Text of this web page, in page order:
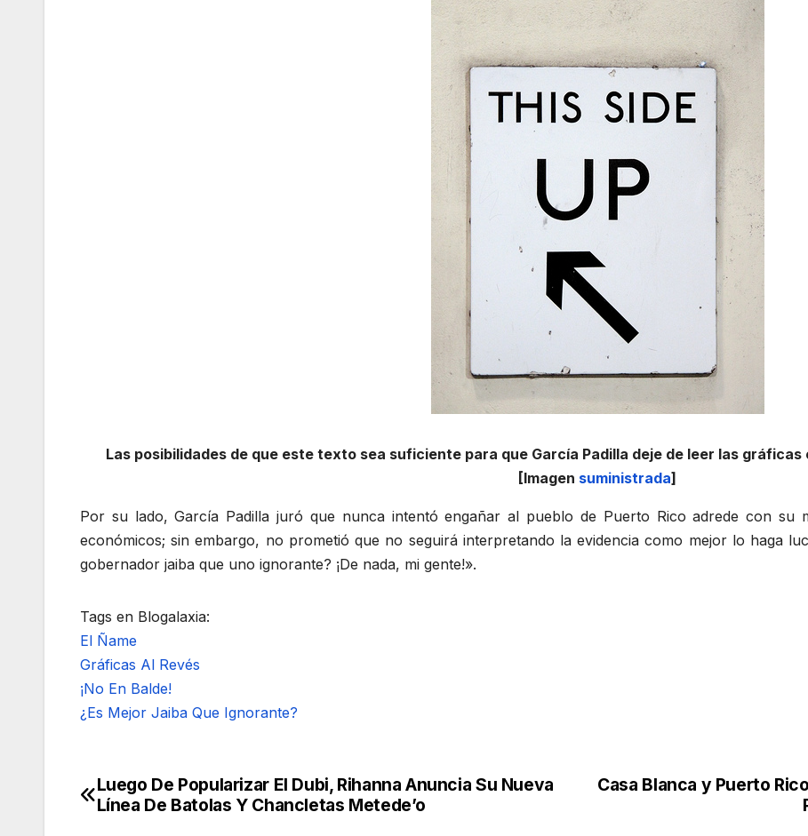
Las posibilidades de que este texto sea suficiente para que García Padilla deje de leer las
[Imagen suministrada]
Por su lado, García Padilla juró que nunca intentó engañar al pueblo de Puerto Rico adrede con su
económicos; sin embargo, no prometió que no seguirá interpretando la evidencia como mejor lo haga
gobernador jaiba que uno ignorante? ¡De nada, mi gente!».
Tags en Blogalaxia:
El Ñame
Gráficas Al Revés
¡No En Balde!
¿Es Mejor Jaiba Que Ignorante?
Navegación
Casa Blanca y Puerto
Luego De Popularizar El Dubi, Rihanna Anuncia Su Nueva
Línea De Batolas Y Chancletas Metede’o